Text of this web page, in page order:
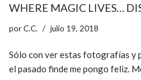
WHERE MAGIC LIVES…
porC.C. julio 19, 2018
Sólo con ver estas fotografías y
el pasado finde me pongo feliz.